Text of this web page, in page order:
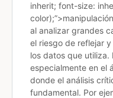
inherit; font-size:
al analizar grandes
el riesgo de reflejar
los datos que utiliza.
especialmente en el
donde el análisis
fundamental. Por